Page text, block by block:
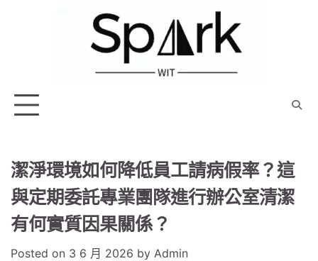
潔淨環境如何降低員工請病假率？這
與定期委託專業團隊進行辦公室清潔
有何實質因果關係？
Posted on 3 6 月 2026 by Admin